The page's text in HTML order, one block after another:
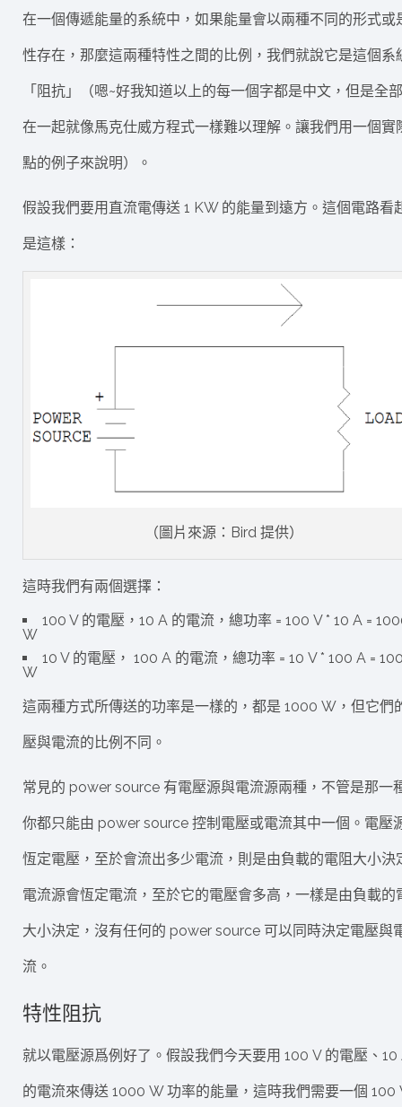
在一個傳遞能量的系統中，如果能量會以兩種不同的形式或
性存在，那麼這兩種特性之間的比例，我們就說它是這個系
「阻抗」（嗯~好我知道以上的每一個字都是中文，但是全
在一起就像馬克仕威方程式一樣難以理解。讓我們用一個實
點的例子來說明）。
假設我們要用直流電傳送 1 KW 的能量到遠方。這個電路看
是這樣：
（圖片來源：Bird 提供）
這時我們有兩個選擇：
100 V 的電壓，10 A 的電流，總功率 = 100 V * 10 A =
W
10 V 的電壓， 100 A 的電流，總功率 = 10 V * 100 A =
W
這兩種方式所傳送的功率是一樣的，都是 1000 W，但它們
壓與電流的比例不同。
常見的 power source 有電壓源與電流源兩種，不管是那一
你都只能由 power source 控制電壓或電流其中一個。電壓
恆定電壓，至於會流出多少電流，則是由負載的電阻大小決
電流源會恆定電流，至於它的電壓會多高，一樣是由負載的
大小決定，沒有任何的 power source 可以同時決定電壓與
流。
特性阻抗
就以電壓源爲例好了。假設我們今天要用 100 V 的電壓、10
的電流來傳送 1000 W 功率的能量，這時我們需要一個 100